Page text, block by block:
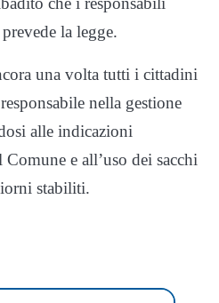
la legge.
una volta tutti i cittadini
nella gestione
alle indicazioni
e all’uso dei sacchi
stabiliti.